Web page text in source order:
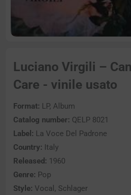
Luciano Virgili –
Care - vinile usato
Format: LP, Album
Catalog number: QELP 8021
Label: La Voce Del Padrone
Country: Italy
Released: 1960
Genre: Pop
Style: Vocal, Schlager